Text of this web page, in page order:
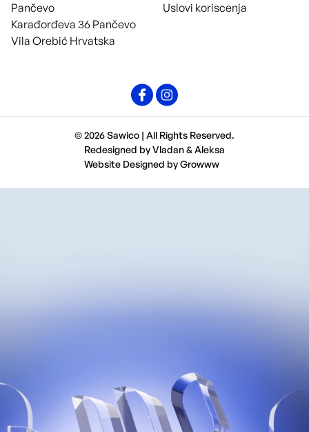
Pančevo
Karađorđeva 36 Pančevo
Vila Orebić Hrvatska
Uslovi koriscenja
© 2026 Sawico | All Rights Reserved.
Redesigned byVladan& Aleksa
Website Designed byGrowww